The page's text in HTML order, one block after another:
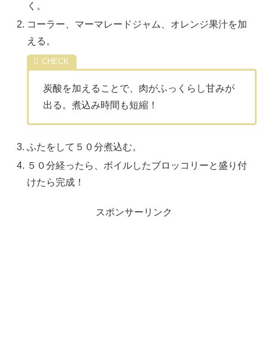
く。
コーラー、マーマレードジャム、オレンジ果汁を加
える。
炭酸を加えることで、肉がふっくらし甘みが
出る。煮込み時間も短縮！
ふたをして５０分煮込む。
５０分経ったら、ボイルしたブロッコリーと盛り付
けたら完成！
スポンサーリンク